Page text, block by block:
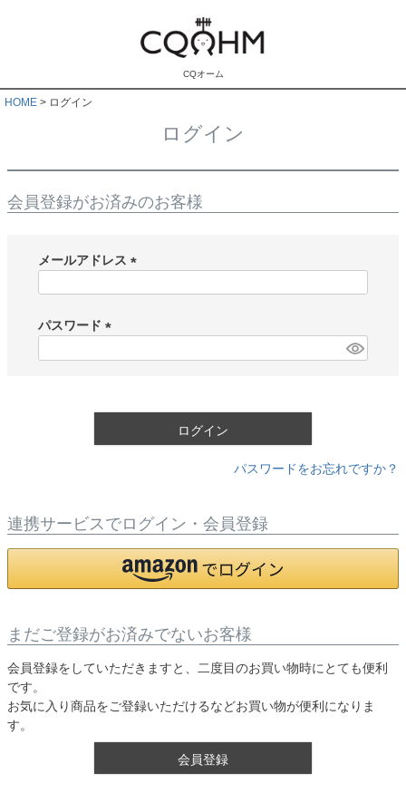
CQオーム
HOME ログイン
ログイン
会員登録がお済みのお客様
メールアドレス
)
パスワード
ログイン
パスワードをお忘れですか？
連携サービスでログイン・会員登録
まだご登録がお済みでないお客様
会員登録をしていただきますと、二度目のお買い物時にとても便利
です。
お気に入り商品をご登録いただけるなどお買い物が便利になりま
す。
会員登録